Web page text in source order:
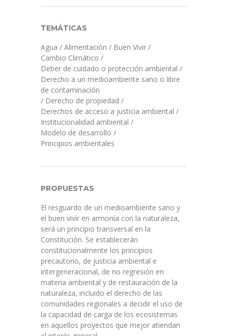
TEMÁTICAS
Agua / Alimentación / Buen Vivir /
Cambio Climático /
Deber de cuidado o protección ambiental /
Derecho a un medioambiente sano o libre
de contaminación
/ Derecho de propiedad /
Derechos de acceso a justicia ambiental /
Institucionalidad ambiental /
Modelo de desarrollo /
Principios ambientales
PROPUESTAS
El resguardo de un medioambiente sano y
el buen vivir en armonía con la naturaleza,
será un principio transversal en la
Constitución. Se establecerán
constitucionalmente los principios
precautorio, de justicia ambiental e
intergeneracional, de no regresión en
materia ambiental y de restauración de la
naturaleza, incluido el derecho de las
comunidades regionales a decidir el uso de
la capacidad de carga de los ecosistemas
en aquellos proyectos que mejor atiendan